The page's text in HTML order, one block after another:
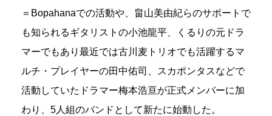
＝Bopahanaでの活動や、畠山美由紀らのサポートで
も知られるギタリストの小池龍平、くるりの元ドラ
マーでもあり最近では古川麦トリオでも活躍するマ
ルチ・プレイヤーの田中佑司、スカポンタスなどで
活動していたドラマー梅本浩亘が正式メンバーに加
わり、5人組のバンドとして新たに始動した。